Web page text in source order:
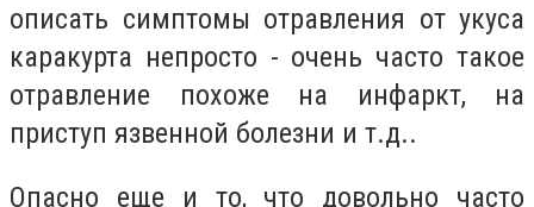
описать симптомы отравления от укуса
каракурта непросто - очень часто такое
отравление похоже на инфаркт, на
приступ язвенной болезни и т.д..
Опасно еще и то, что довольно часто